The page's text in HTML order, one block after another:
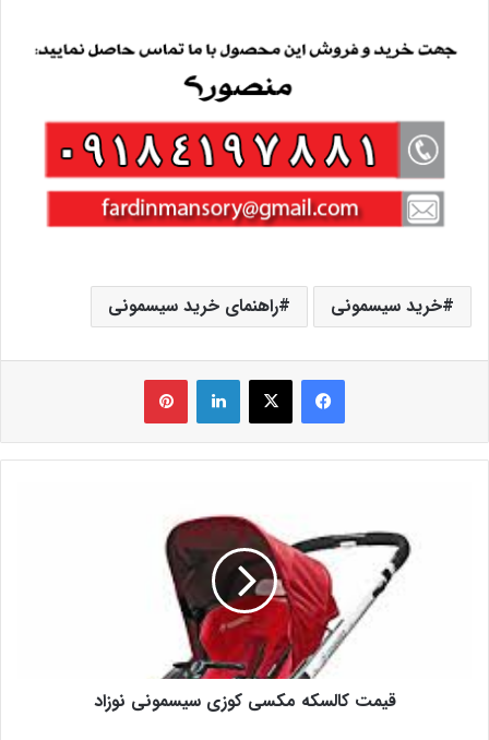
خرید سیسمونی راهنمای خرید سیسمونی
فیس بوک X لینکدین ‫پین‌ترست
قیمت کالسکه مکسی کوزی سیسمونی نوزاد